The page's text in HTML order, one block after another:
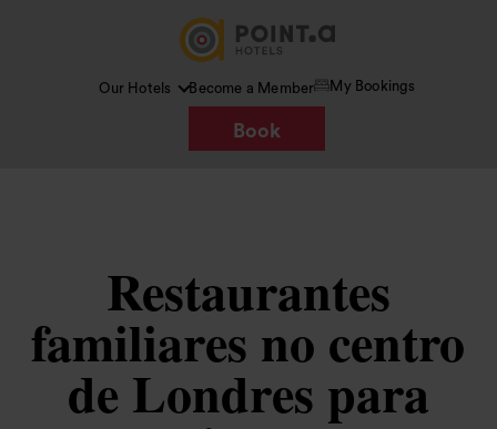
Our Hotels Become a Member My Bookings
Book
Restaurantes
familiares no centro
de Londres para